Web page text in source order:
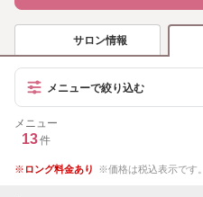
サロン情報
メニューで絞り込む
メニュー
13件
ロング料金あり 価格は税込表示です。